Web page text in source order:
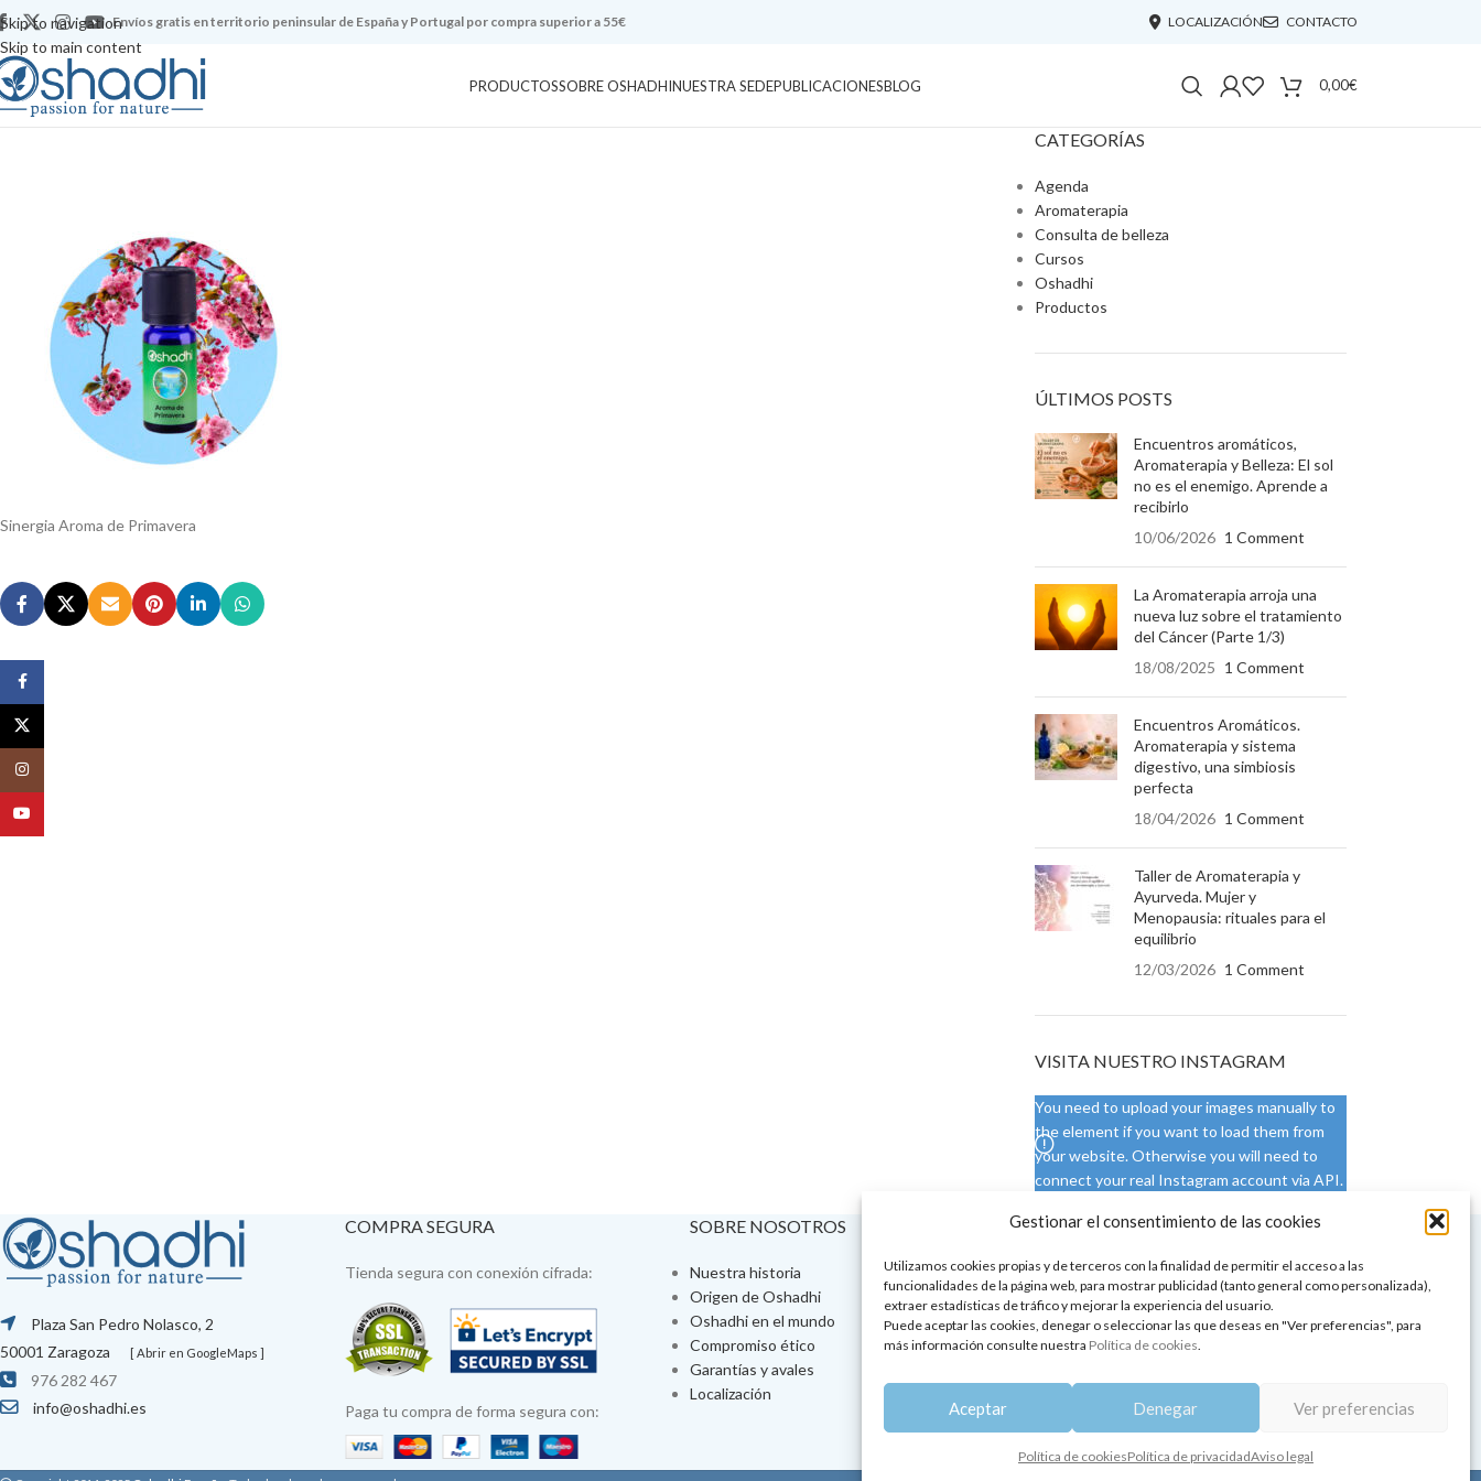
Gestionar el consentimiento de las cookies
Utilizamos cookies propias y de terceros con la finalidad de permitir el acceso a las
funcionalidades de la página web, para mostrar publicidad (tanto general como personalizada),
extraer estadísticas de tráfico y mejorar la experiencia del usuario.
Puede aceptar las cookies, denegar o seleccionar las que deseas en "Ver preferencias", para
más información consulte nuestra Política de cookies.
Aceptar Denegar Ver preferencias
Política de cookiesPolítica de privacidadAviso legal
Skip to navigation
Skip to main content
Envíos gratis en territorio peninsular de España y Portugal por compra superior a 55€ LOCALIZACIÓN CONTACTO
PRODUCTOSSOBRE OSHADHINUESTRA SEDEPUBLICACIONESBLOG 0,00€
Sinergia Aroma de Primavera
CATEGORÍAS
Agenda
Aromaterapia
Consulta de belleza
Cursos
Oshadhi
Productos
ÚLTIMOS POSTS
Encuentros aromáticos,
Aromaterapia y Belleza: El sol
no es el enemigo. Aprende a
recibirlo
10/06/2026 1 Comment
La Aromaterapia arroja una
nueva luz sobre el tratamiento
del Cáncer (Parte 1/3)
18/08/2025 1 Comment
Encuentros Aromáticos.
Aromaterapia y sistema
digestivo, una simbiosis
perfecta
18/04/2026 1 Comment
Taller de Aromaterapia y
Ayurveda. Mujer y
Menopausia: rituales para el
equilibrio
12/03/2026 1 Comment
VISITA NUESTRO INSTAGRAM
You need to upload your images manually to
the element if you want to load them from
your website. Otherwise you will need to
connect your real Instagram account via API.
Plaza San Pedro Nolasco, 2
50001 Zaragoza
[ Abrir en GoogleMaps ]
976 282 467
info@oshadhi.es
COMPRA SEGURA
Tienda segura con conexión cifrada:
Paga tu compra de forma segura con:
SOBRE NOSOTROS
Nuestra historia
Origen de Oshadhi
Oshadhi en el mundo
Compromiso ético
Garantías y avales
Localización
VISÍTA NUESTRA SEDE
Tienda física
Talleres de aromaterapia
Tratamientos de belleza
Ayurveda
Aromaterapia y bienestar
CONDICIONES DE USO
Condiciones generales
Cambios y devoluciones
Formas de pago
Formas de envío